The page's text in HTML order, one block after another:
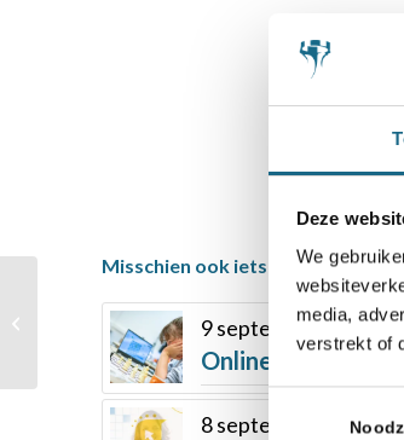
Deze
We
media,
verstrekt of
Deel dit
Misschien ook iets voor u
9 september 2021
Online
8 september 2022
verdedigt titel bij CNE
NK-rapid, 11-jarige zus
Machteld...